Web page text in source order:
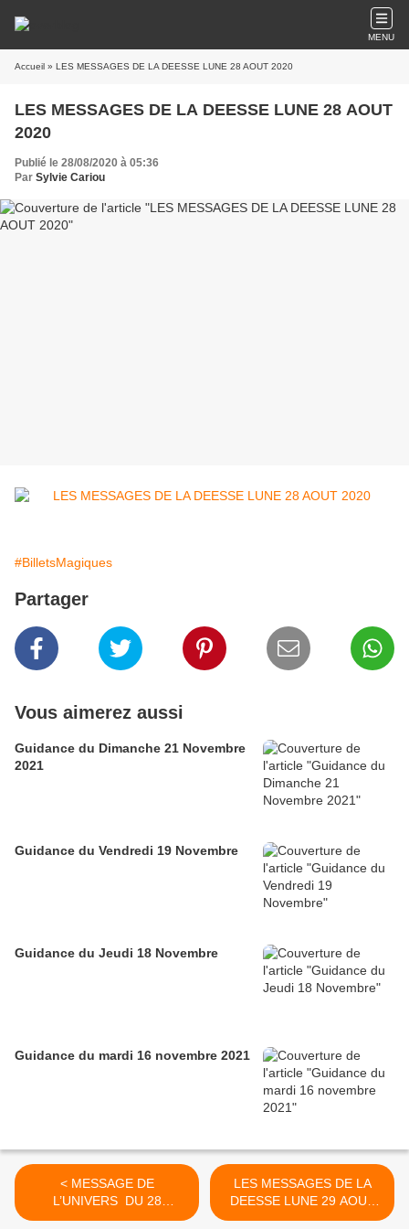
MENU
Accueil » LES MESSAGES DE LA DEESSE LUNE 28 AOUT 2020
LES MESSAGES DE LA DEESSE LUNE 28 AOUT
2020
Publié le 28/08/2020 à 05:36
Par Sylvie Cariou
#BilletsMagiques
Partager
Vous aimerez aussi
Guidance du Dimanche 21 Novembre
2021
Guidance du Vendredi 19 Novembre
Guidance du Jeudi 18 Novembre
Guidance du mardi 16 novembre 2021
< MESSAGE DE
L’UNIVERS DU 28
AOUT 2020
LES MESSAGES DE LA
DEESSE LUNE 29 AOUT
2020 >